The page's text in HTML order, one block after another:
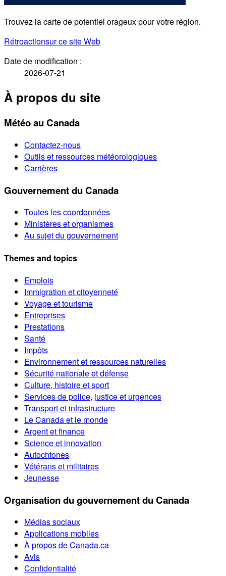
Trouvez la carte de potentiel orageux pour votre région.
Rétroactionsur ce site Web
Date de modification :
2026-07-21
À propos du site
Météo au Canada
Contactez-nous
Outils et ressources météorologiques
Carrières
Gouvernement du Canada
Toutes les coordonnées
Ministères et organismes
Au sujet du gouvernement
Themes and topics
Emplois
Immigration et citoyenneté
Voyage et tourisme
Entreprises
Prestations
Santé
Impôts
Environnement et ressources naturelles
Sécurité nationale et défense
Culture, histoire et sport
Services de police, justice et urgences
Transport et infrastructure
Le Canada et le monde
Argent et finance
Science et innovation
Autochtones
Vétérans et militaires
Jeunesse
Organisation du gouvernement du Canada
Médias sociaux
Applications mobiles
À propos de Canada.ca
Avis
Confidentialité